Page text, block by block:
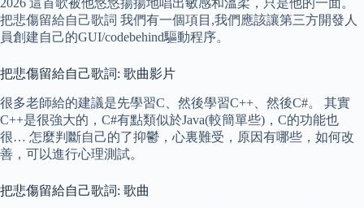
把悲傷留給自己歌詞 我們有一個項目,我們應該讓第三方開發人
員創建自己的GUI/codebehind驅動程序。
把悲傷留給自己歌詞: 歌曲影片
很多老師給的建議是先學習C、然後學習C++、然後C#。 其實
C++是很強大的，C#有點類似於Java(較簡單些)，C的功能也
很… 怎麼判斷自己的了抑鬱，心裏難受，原因有哪些，如何改
善，可以進行心理測試。
把悲傷留給自己歌詞: 歌曲